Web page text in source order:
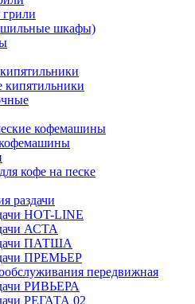
шкафы)
кипятильники
кофемашины
кофе на песке
раздачи
HOT-LINE
АСТА
ПАТША
ПРЕМЬЕР
передвижная
РИВЬЕРА
РЕГАТА 02